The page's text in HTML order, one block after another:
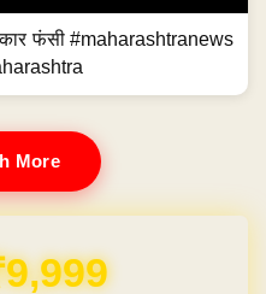
कार फंसी #maharashtranews
More
for 1 Year